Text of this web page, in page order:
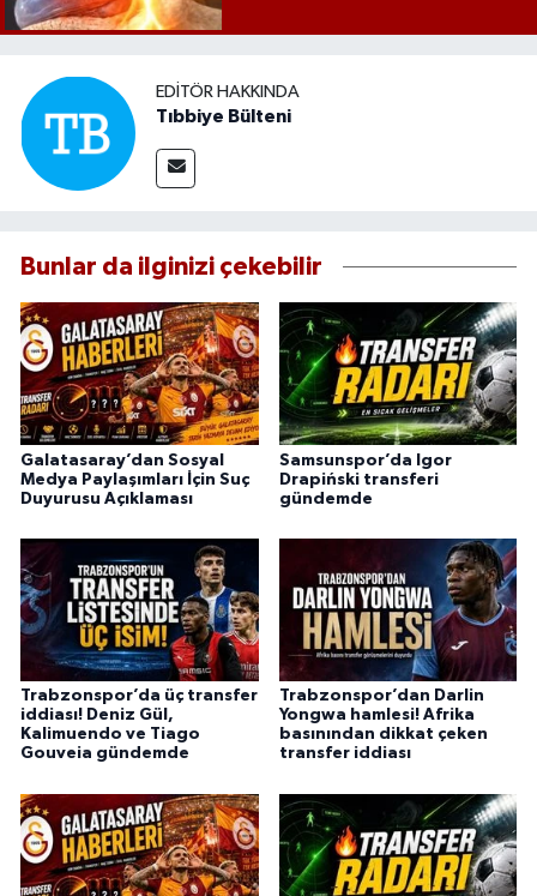
EDITÖR HAKKINDA
Tıbbiye Bülteni
Bunlar da ilginizi çekebilir
Galatasaray’dan Sosyal
Medya Paylaşımları İçin Suç
Duyurusu Açıklaması
Samsunspor’da Igor
Drapiński transferi
gündemde
Trabzonspor’da üç transfer
iddiası! Deniz Gül,
Kalimuendo ve Tiago
Gouveia gündemde
Trabzonspor’dan Darlin
Yongwa hamlesi! Afrika
basınından dikkat çeken
transfer iddiası